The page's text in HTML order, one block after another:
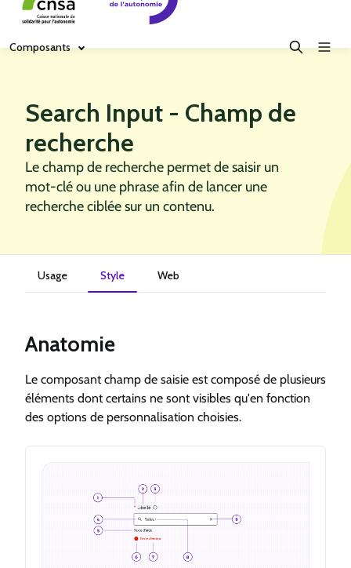
Composants
Search Input - Champ de
recherche
Le champ de recherche permet de saisir un
mot‑clé ou une phrase afin de lancer une
recherche ciblée sur un contenu.
Usage Style Web
Anatomie
Le composant champ de saisie est composé de plusieurs
éléments dont certains ne sont visibles qu'en fonction
des options de personnalisation choisies.